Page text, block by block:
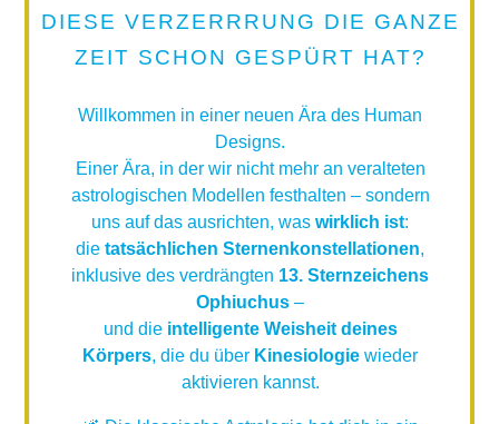
DIESE VERZERRRUNG DIE GANZE
ZEIT SCHON GESPÜRT HAT?
Willkommen in einer neuen Ära des Human
Designs.
Einer Ära, in der wir nicht mehr an veralteten
astrologischen Modellen festhalten – sondern
uns auf das ausrichten, was wirklich ist:
die tatsächlichen Sternenkonstellationen,
inklusive des verdrängten 13. Sternzeichens
Ophiuchus –
und die intelligente Weisheit deines
Körpers, die du über Kinesiologie wieder
aktivieren kannst.